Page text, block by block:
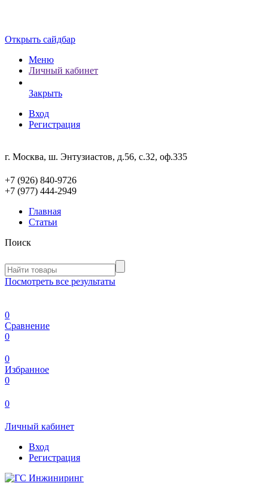
Открыть сайдбар
Меню
Личный кабинет
Закрыть
Вход
Регистрация
г. Москва, ш. Энтузиастов, д.56, с.32, оф.335
+7 (926) 840-9726
+7 (977) 444-2949
Главная
Статьи
Поиск
Посмотреть все результаты
0
Сравнение
0
0
Избранное
0
0
Личный кабинет
Вход
Регистрация